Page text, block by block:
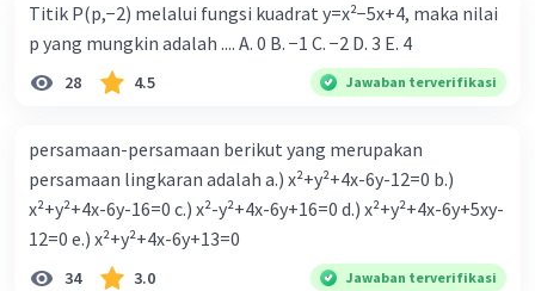
Titik P(p,−2) melalui fungsi kuadrat y=x²−5x+4, maka nilai
p yang mungkin adalah .... A. 0 B. −1 C. −2 D. 3 E. 4
28 4.5 Jawaban terverifikasi
persamaan-persamaan berikut yang merupakan
persamaan lingkaran adalah a.) x²+y²+4x-6y-12=0 b.)
x²+y²+4x-6y-16=0 c.) x²-y²+4x-6y+16=0 d.) x²+y²+4x-6y+5xy-
12=0 e.) x²+y²+4x-6y+13=0
34 3.0 Jawaban terverifikasi